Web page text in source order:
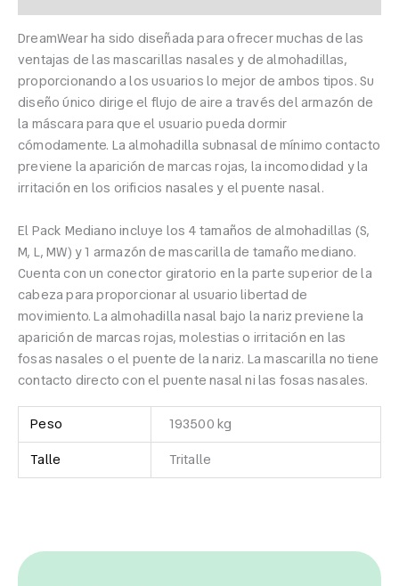
DreamWear ha sido diseñada para ofrecer muchas de las
ventajas de las mascarillas nasales y de almohadillas,
proporcionando a los usuarios lo mejor de ambos tipos. Su
diseño único dirige el flujo de aire a través del armazón de
la máscara para que el usuario pueda dormir
cómodamente. La almohadilla subnasal de mínimo contacto
previene la aparición de marcas rojas, la incomodidad y la
irritación en los orificios nasales y el puente nasal.
El Pack Mediano incluye los 4 tamaños de almohadillas (S,
M, L, MW) y 1 armazón de mascarilla de tamaño mediano.
Cuenta con un conector giratorio en la parte superior de la
cabeza para proporcionar al usuario libertad de
movimiento. La almohadilla nasal bajo la nariz previene la
aparición de marcas rojas, molestias o irritación en las
fosas nasales o el puente de la nariz. La mascarilla no tiene
contacto directo con el puente nasal ni las fosas nasales.
Peso
193500 kg
Talle
Tritalle